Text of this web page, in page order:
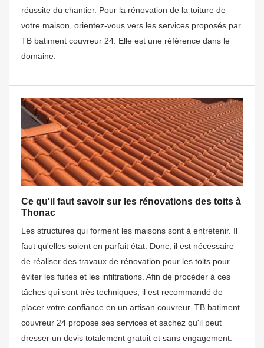
réussite du chantier. Pour la rénovation de la toiture de
votre maison, orientez-vous vers les services proposés par
TB batiment couvreur 24. Elle est une référence dans le
domaine.
Ce qu'il faut savoir sur les rénovations des toits à
Thonac
Les structures qui forment les maisons sont à entretenir. Il
faut qu'elles soient en parfait état. Donc, il est nécessaire
de réaliser des travaux de rénovation pour les toits pour
éviter les fuites et les infiltrations. Afin de procéder à ces
tâches qui sont très techniques, il est recommandé de
placer votre confiance en un artisan couvreur. TB batiment
couvreur 24 propose ses services et sachez qu'il peut
dresser un devis totalement gratuit et sans engagement.